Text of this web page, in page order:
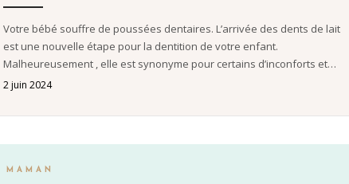
Votre bébé souffre de poussées dentaires. L’arrivée des dents de lait
est une nouvelle étape pour la dentition de votre enfant.
Malheureusement , elle est synonyme pour certains d’inconforts et…
2 juin 2024
MAMAN